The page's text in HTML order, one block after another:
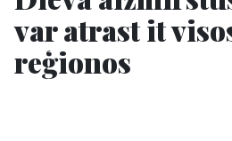
var atrast it
reģionos